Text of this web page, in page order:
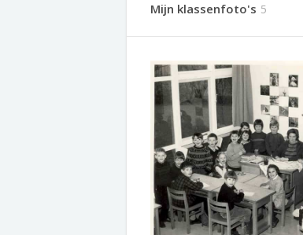
Mijn klassenfoto's 5